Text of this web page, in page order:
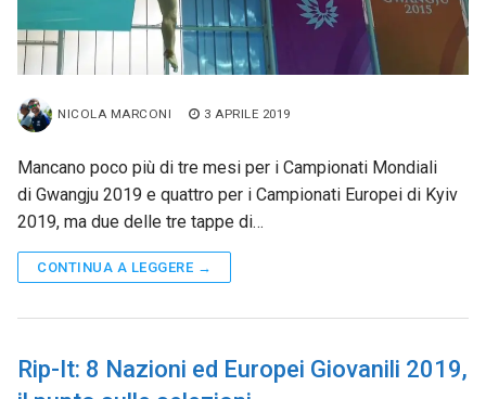
NICOLA MARCONI 3 APRILE 2019
Mancano poco più di tre mesi per i Campionati Mondiali
di Gwangju 2019 e quattro per i Campionati Europei di Kyiv
2019, ma due delle tre tappe di…
CONTINUA A LEGGERE →
Rip-It: 8 Nazioni ed Europei Giovanili 2019,